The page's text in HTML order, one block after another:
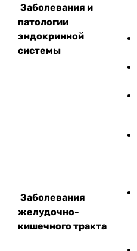
Заболевания и
патологии
эндокринной
системы
Заболевания
желудочно-
кишечного тракта